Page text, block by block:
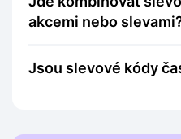
akcemi nebo
Jsou slevové kódy